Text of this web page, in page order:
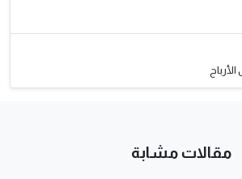
مقالات مشابة